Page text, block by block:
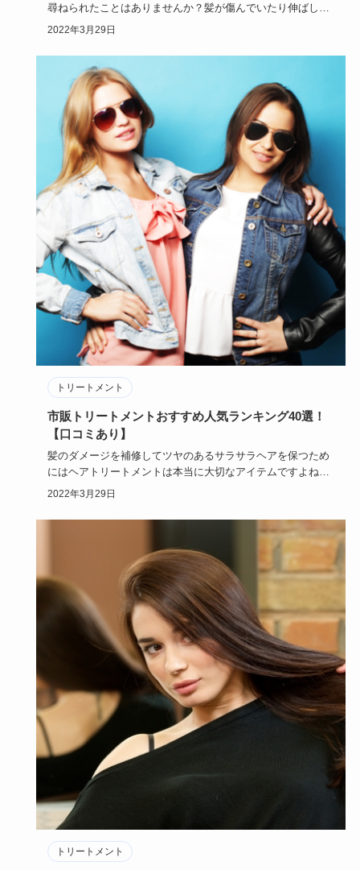
尋ねられたことはありませんか？髪が傷んでいたり伸ばしか
けている人なら…
2022年3月29日
トリートメント
市販トリートメントおすすめ人気ランキング40選！
【口コミあり】
髪のダメージを補修してツヤのあるサラサラヘアを保つため
にはヘアトリートメントは本当に大切なアイテムですよね！
市販で人気のお…
2022年3月29日
トリートメント